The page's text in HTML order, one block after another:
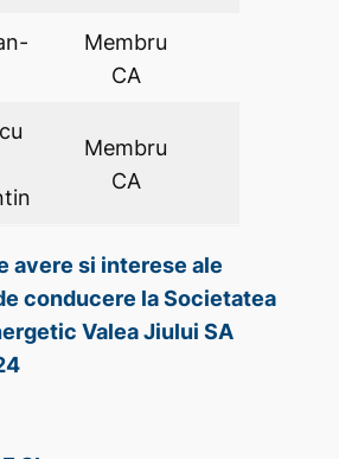
Membru
CA
Membru
CA
avere si interese ale
conducere la Societatea
Valea Jiului SA